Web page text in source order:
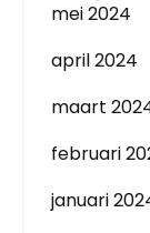
mei 2024
april 2024
maart
februari
januari